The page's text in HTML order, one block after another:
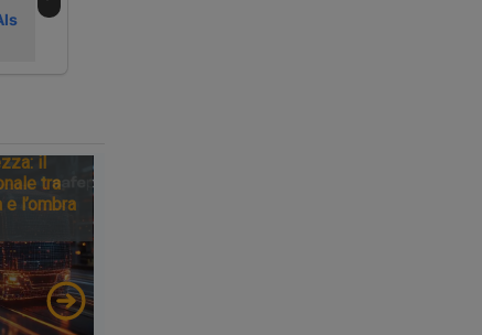
il
tra
l’ombra